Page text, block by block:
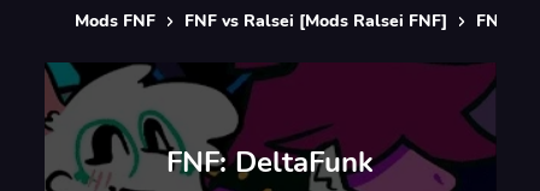
Mods FNF FNF vs Ralsei [Mods Ralsei FNF] FNF:
FNF: DeltaFunk